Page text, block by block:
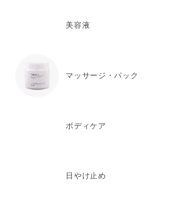
美容液
マッサージ・パック
ボディケア
日やけ止め